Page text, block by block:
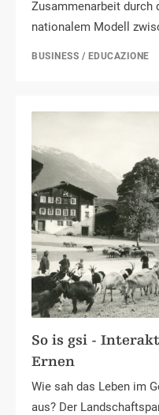
Zusammenarbeit durch
nationalem Modell
BUSINESS / EDUCAZIONE
So is gsi -
Ernen
Wie sah das Leben im
aus? Der